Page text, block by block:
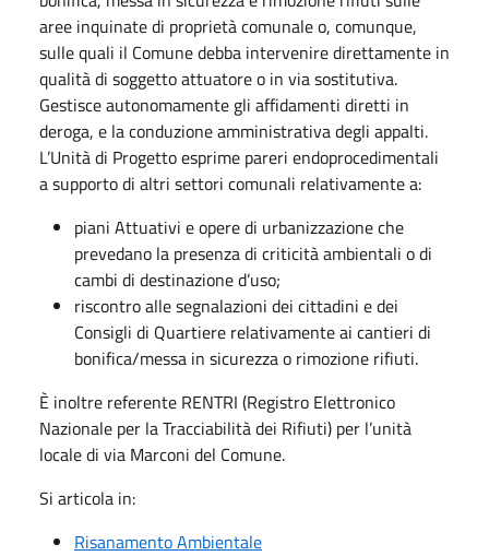
aree inquinate di proprietà comunale o, comunque,
sulle quali il Comune debba intervenire direttamente in
qualità di soggetto attuatore o in via sostitutiva.
Gestisce autonomamente gli affidamenti diretti in
deroga, e la conduzione amministrativa degli appalti.
L’Unità di Progetto esprime pareri endoprocedimentali
a supporto di altri settori comunali relativamente a:
piani Attuativi e opere di urbanizzazione che
prevedano la presenza di criticità ambientali o di
cambi di destinazione d’uso;
riscontro alle segnalazioni dei cittadini e dei
Consigli di Quartiere relativamente ai cantieri di
bonifica/messa in sicurezza o rimozione rifiuti.
È inoltre referente RENTRI (Registro Elettronico
Nazionale per la Tracciabilità dei Rifiuti) per l’unità
locale di via Marconi del Comune.
Si articola in:
Risanamento Ambientale